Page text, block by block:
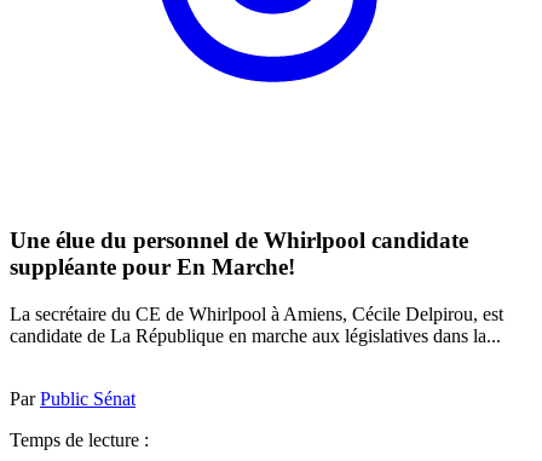
Une élue du personnel de Whirlpool candidate
suppléante pour En Marche!
La secrétaire du CE de Whirlpool à Amiens, Cécile Delpirou, est
candidate de La République en marche aux législatives dans la...
ParPublic Sénat
Temps de lecture :